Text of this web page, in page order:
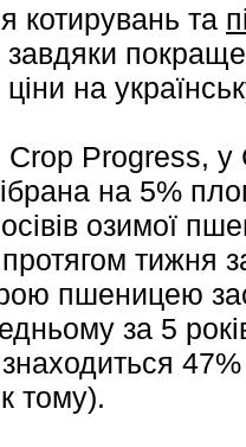
котирувань та
завдяки
ціни на
Progress,
на 5%
озимої
протягом тижня
пшеницею
за 5
тому).